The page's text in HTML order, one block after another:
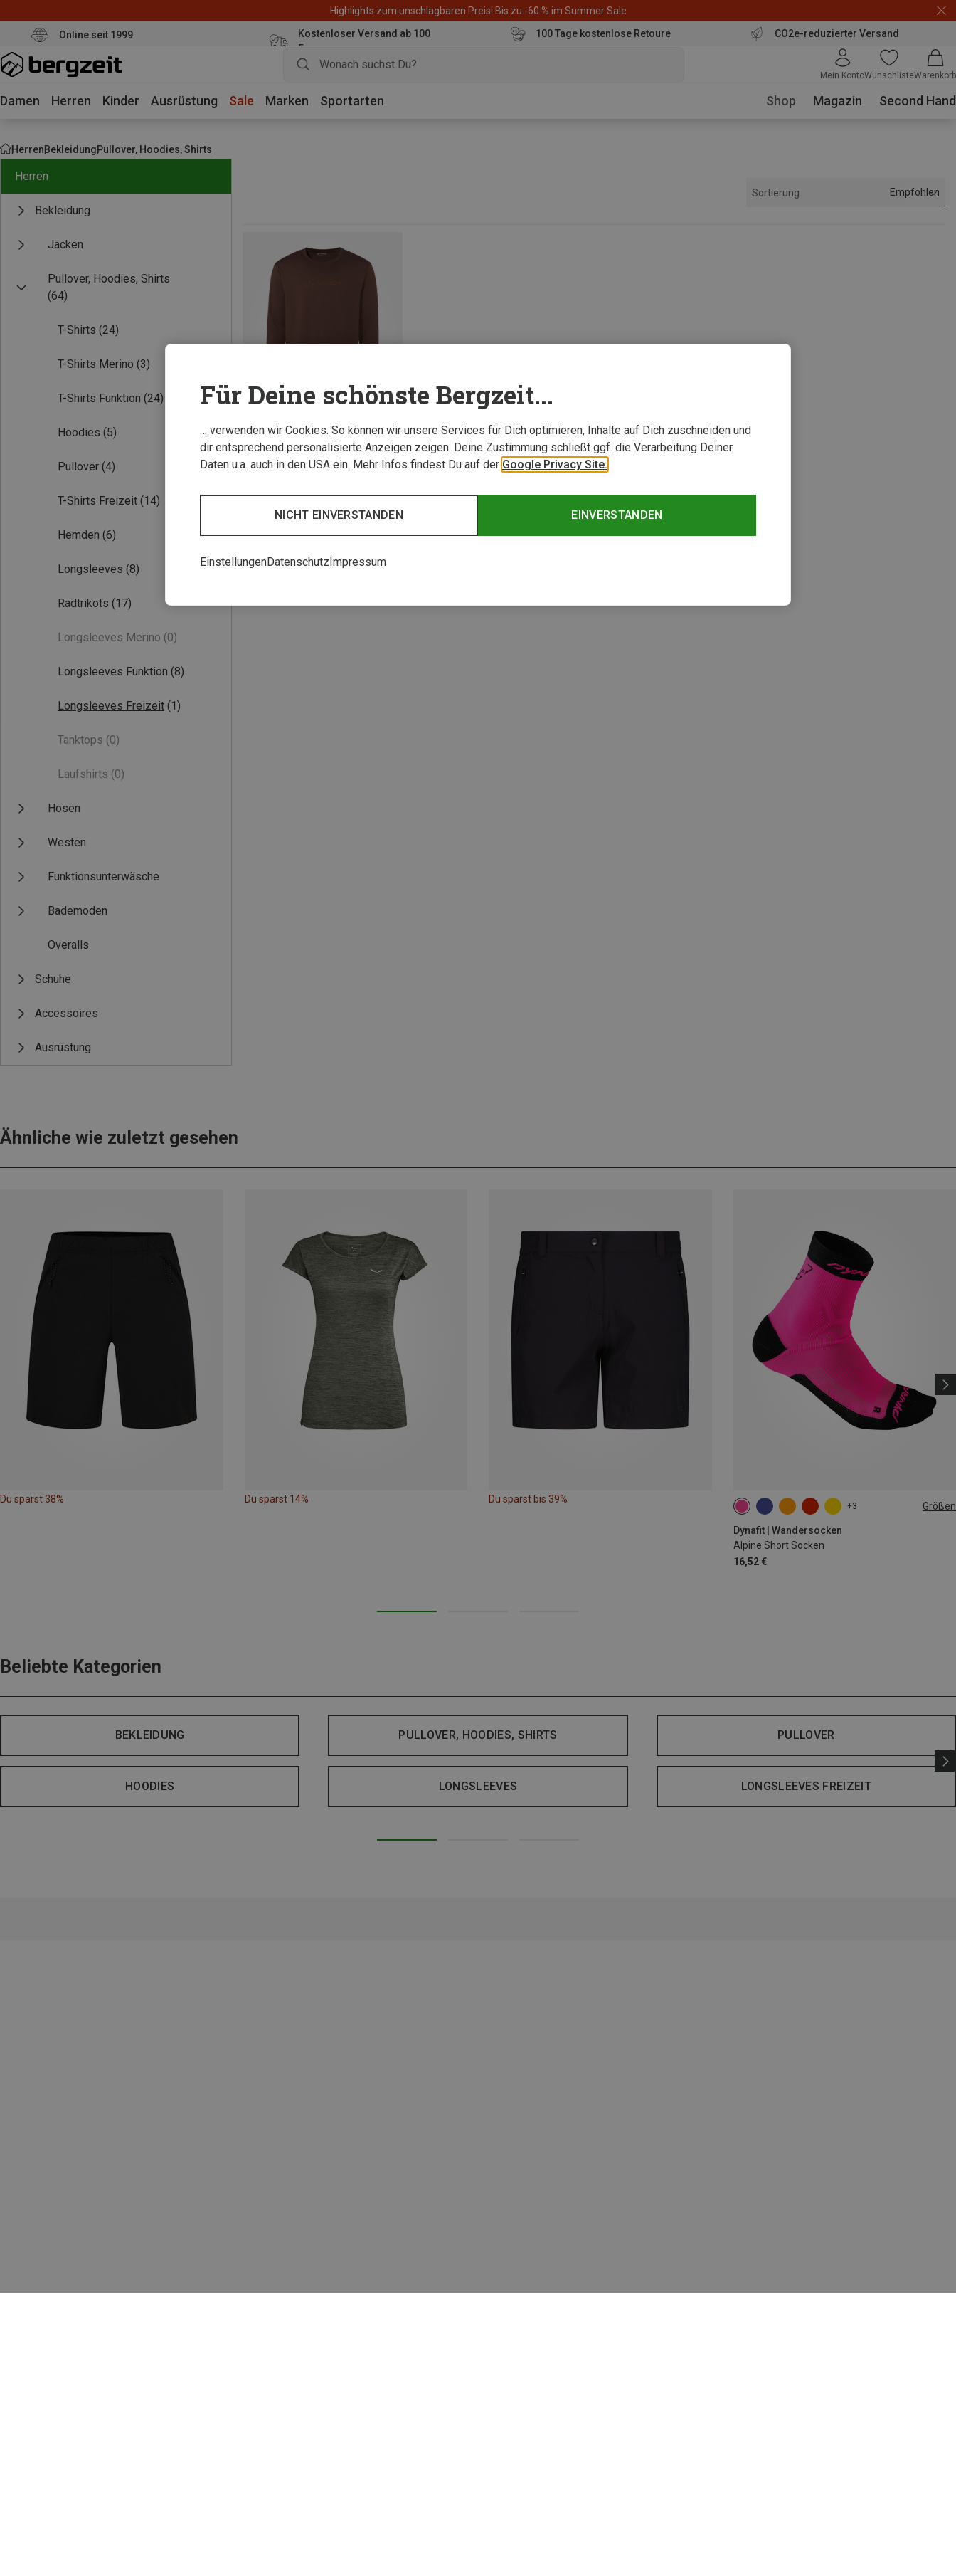
Highlights zum unschlagbaren Preis! Bis zu -60 % im Summer Sale
Online seit 1999
Kostenloser Versand ab 100
Euro
100 Tage kostenlose Retoure CO2e-reduzierter Versand
Mein KontoWunschlisteWarenkorb
Damen Herren Kinder Ausrüstung Sale Marken Sportarten Shop Magazin Second Hand
HerrenBekleidungPullover, Hoodies, Shirts
Herren
Bekleidung
Jacken
Pullover, Hoodies, Shirts
(64)
T-Shirts (24)
T-Shirts Merino (3)
T-Shirts Funktion (24)
Hoodies (5)
Pullover (4)
T-Shirts Freizeit (14)
Hemden (6)
Longsleeves (8)
Radtrikots (17)
Longsleeves Merino (0)
Longsleeves Funktion (8)
Longsleeves Freizeit (1)
Tanktops (0)
Laufshirts (0)
Hosen
Westen
Funktionsunterwäsche
Bademoden
Overalls
Schuhe
Accessoires
Ausrüstung
Sortierung Empfohlen
Du sparst 38%
1 von 1 Artikel angesehen
Ähnliche wie zuletzt gesehen
Du sparst 38% Du sparst 14% Du sparst bis 39%
+3 Größen
Dynafit | Wandersocken
Alpine Short Socken
16,52 €
35|36|37|38 39|40|41|42
Beliebte Kategorien
BEKLEIDUNG PULLOVER, HOODIES, SHIRTS PULLOVER
HOODIES LONGSLEEVES LONGSLEEVES FREIZEIT
Für Deine schönste Bergzeit...
… verwenden wir Cookies. So können wir unsere Services für Dich optimieren, Inhalte auf Dich zuschneiden und
dir entsprechend personalisierte Anzeigen zeigen. Deine Zustimmung schließt ggf. die Verarbeitung Deiner
Daten u.a. auch in den USA ein. Mehr Infos findest Du auf der Google Privacy Site.
EINVERSTANDEN
NICHT EINVERSTANDEN
EinstellungenDatenschutzImpressum